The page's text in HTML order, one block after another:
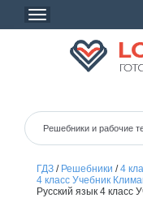
ГДЗ/ Решебники /4
4 класс Учебник
Русский язык 4 класс